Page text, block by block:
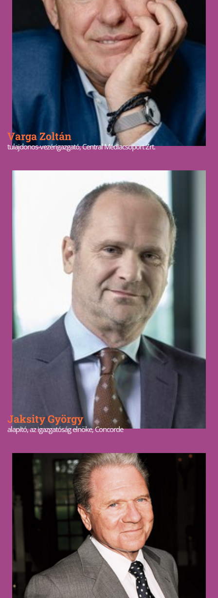
Varga Zoltán
tulajdonos-vezérigazgató, Central Médiacsoport Zrt.
Jaksity György
alapító, az igazgatóság elnöke, Concorde